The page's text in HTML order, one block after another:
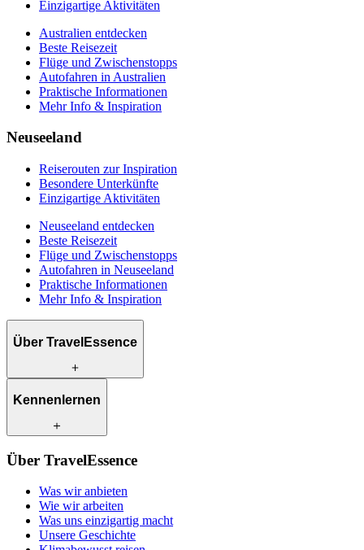
Einzigartige Aktivitäten
Australien entdecken
Beste Reisezeit
Flüge und Zwischenstopps
Autofahren in Australien
Praktische Informationen
Mehr Info & Inspiration
Neuseeland
Reiserouten zur Inspiration
Besondere Unterkünfte
Einzigartige Aktivitäten
Neuseeland entdecken
Beste Reisezeit
Flüge und Zwischenstopps
Autofahren in Neuseeland
Praktische Informationen
Mehr Info & Inspiration
Über TravelEssence
Was wir anbieten
Was uns einzigartig macht
Klimabewusst reisen
Kontakt
Karriere
Kennenlernen
Unsere Reiseexperten
Unsere Kunden
Über TravelEssence
Was wir anbieten
Wie wir arbeiten
Was uns einzigartig macht
Unsere Geschichte